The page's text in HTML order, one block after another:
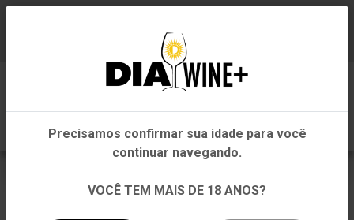
VINHO VIK LA PIU BELLE 2021 TINTO 750ML
Em que Estado você está?
Pernambuco
Outros Estados
Precisamos confirmar sua idade para você
continuar navegando.
VOCÊ TEM MAIS DE 18 ANOS?